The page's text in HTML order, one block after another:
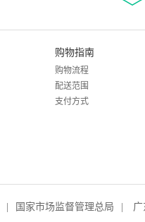
购物指南
购物流程
配送范围
支付方式
国家市场监督管理总局